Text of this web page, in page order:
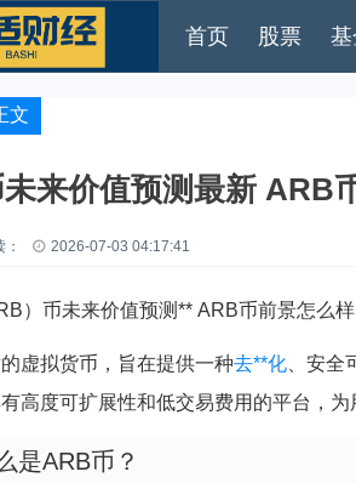
首页 股票
文
来价值预测最新 ARB
2026-07-03 04:17:41
）币未来价值预测** ARB币前景怎么样
虚拟货币，旨在提供一种去**化 、安
高度可扩展性和低交易费用的平台，
是ARB币？